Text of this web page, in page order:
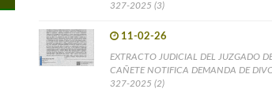
327-2025 (3)
11-02-26
EXTRACTO JUDICIAL DEL JUZGADO
CAÑETE NOTIFICA DEMANDA DE
327-2025 (2)